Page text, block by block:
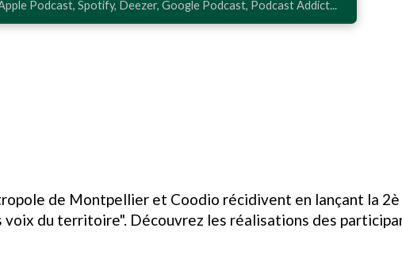
Podcast, Spotify, Deezer, Google Podcast, Podcast Addict...
de Montpellier et Coodio récidivent en lançant la
voix du territoire". Découvrez les réalisations des